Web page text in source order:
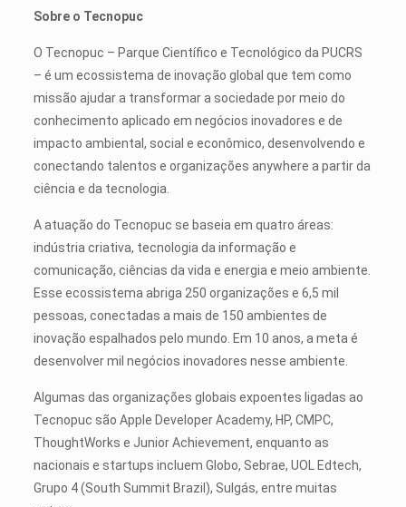
Sobre o Tecnopuc
O Tecnopuc – Parque Científico e Tecnológico da PUCRS
– é um ecossistema de inovação global que tem como
missão ajudar a transformar a sociedade por meio do
conhecimento aplicado em negócios inovadores e de
impacto ambiental, social e econômico, desenvolvendo e
conectando talentos e organizações anywhere a partir da
ciência e da tecnologia.
A atuação do Tecnopuc se baseia em quatro áreas:
indústria criativa, tecnologia da informação e
comunicação, ciências da vida e energia e meio ambiente.
Esse ecossistema abriga 250 organizações e 6,5 mil
pessoas, conectadas a mais de 150 ambientes de
inovação espalhados pelo mundo. Em 10 anos, a meta é
desenvolver mil negócios inovadores nesse ambiente.
Algumas das organizações globais expoentes ligadas ao
Tecnopuc são Apple Developer Academy, HP, CMPC,
ThoughtWorks e Junior Achievement, enquanto as
nacionais e startups incluem Globo, Sebrae, UOL Edtech,
Grupo 4 (South Summit Brazil), Sulgás, entre muitas